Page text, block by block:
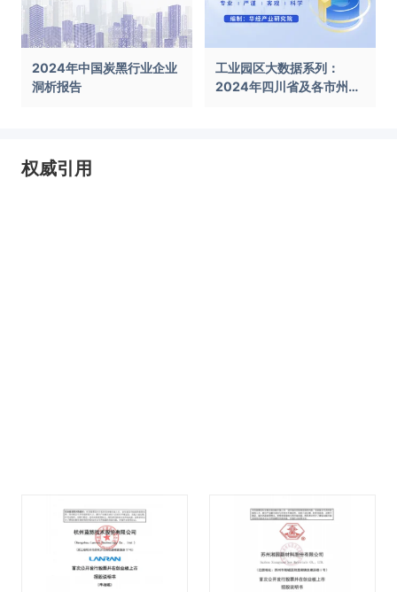
2024年中国炭黑行业企业
洞析报告
工业园区大数据系列：
2024年四川省及各市州工
权威引用